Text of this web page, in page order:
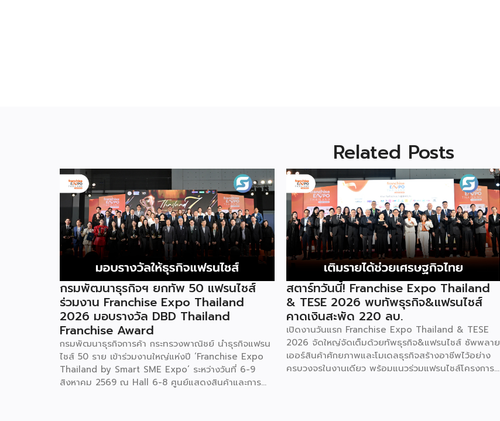
Related Posts
กรมพัฒนาธุรกิจฯ ยกทัพ 50 แฟรนไชส์
ร่วมงาน Franchise Expo Thailand
2026 มอบรางวัล DBD Thailand
Franchise Award
กรมพัฒนาธุรกิจการค้า กระทรวงพาณิชย์ นำธุรกิจแฟรน
ไชส์ 50 ราย เข้าร่วมงานใหญ่แห่งปี ‘Franchise Expo
Thailand by Smart SME Expo’ ระหว่างวันที่ 6-9
สิงหาคม 2569 ณ Hall 6-8 ศูนย์แสดงสินค้าและการ
สตาร์ทวันนี้! Franchise Expo Thailand
& TESE 2026 พบทัพธุรกิจ&แฟรนไชส์
คาดเงินสะพัด 220 ลบ.
เปิดงานวันแรก Franchise Expo Thailand & TESE
2026 จัดใหญ่จัดเต็มด้วยทัพธุรกิจ&แฟรนไชส์ ซัพพลาย
เออร์สินค้าศักยภาพและโมเดลธุรกิจสร้างอาชีพไว้อย่าง
ครบวงจรในงานเดียว พร้อมแนวร่วมแฟรนไชส์โครงการ